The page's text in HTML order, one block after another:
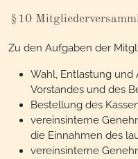
§10
Zu den Aufgaben der
Wahl, Entlastung
Vorstandes und des
Bestellung des
vereinsinterne
die Einnahmen des
vereinsinterne